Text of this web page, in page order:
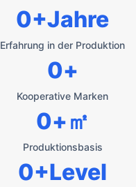
Erfahrung in der Produktion
0+Jahre
Kooperative Marken
0+
Produktionsbasis
0+㎡
0+Level